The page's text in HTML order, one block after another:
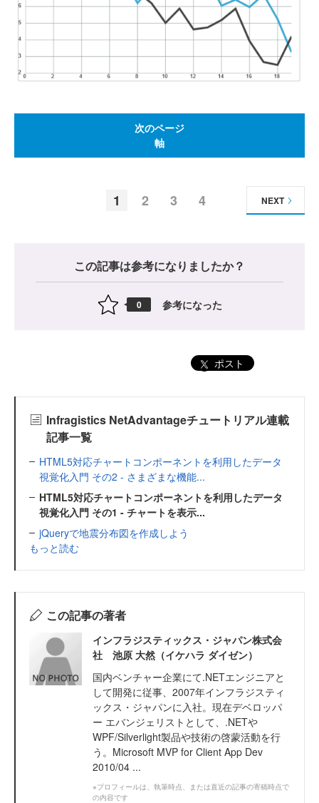
次のページ
軸
1 2 3 4 NEXT
この記事は参考になりましたか？
0 参考になった
ポスト
Infragistics NetAdvantageチュートリアル連載
記事一覧
HTML5対応チャートコンポーネントを利用したデータ
視覚化入門 その2 - さまざまな機能...
HTML5対応チャートコンポーネントを利用したデータ
視覚化入門 その1 - チャートを表示...
jQueryで地震分布図を作成しよう
もっと読む
この記事の著者
インフラジスティックス・ジャパン株式会
社 池原 大然（イケハラ ダイゼン）
国内ベンチャー企業にて.NETエンジニアと
して開発に従事、2007年インフラジスティ
ックス・ジャパンに入社。現在デベロッパ
ー エバンジェリストとして、.NETや
WPF/Silverlight製品や技術の啓蒙活動を行
う。Microsoft MVP for Client App Dev
2010/04 ...
※プロフィールは、執筆時点、または直近の記事の寄稿時点で
の内容です